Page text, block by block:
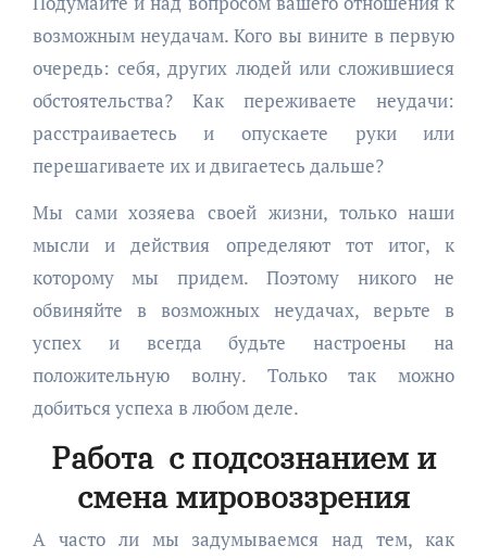
возможным неудачам. Кого вы вините в первую
очередь: себя, других людей или сложившиеся
обстоятельства? Как переживаете неудачи:
расстраиваетесь и опускаете руки или
перешагиваете их и двигаетесь дальше?
Мы сами хозяева своей жизни, только наши
мысли и действия определяют тот итог, к
которому мы придем. Поэтому никого не
обвиняйте в возможных неудачах, верьте в
успех и всегда будьте настроены на
положительную волну. Только так можно
добиться успеха в любом деле.
Работа с подсознанием и
смена мировоззрения
А часто ли мы задумываемся над тем, как